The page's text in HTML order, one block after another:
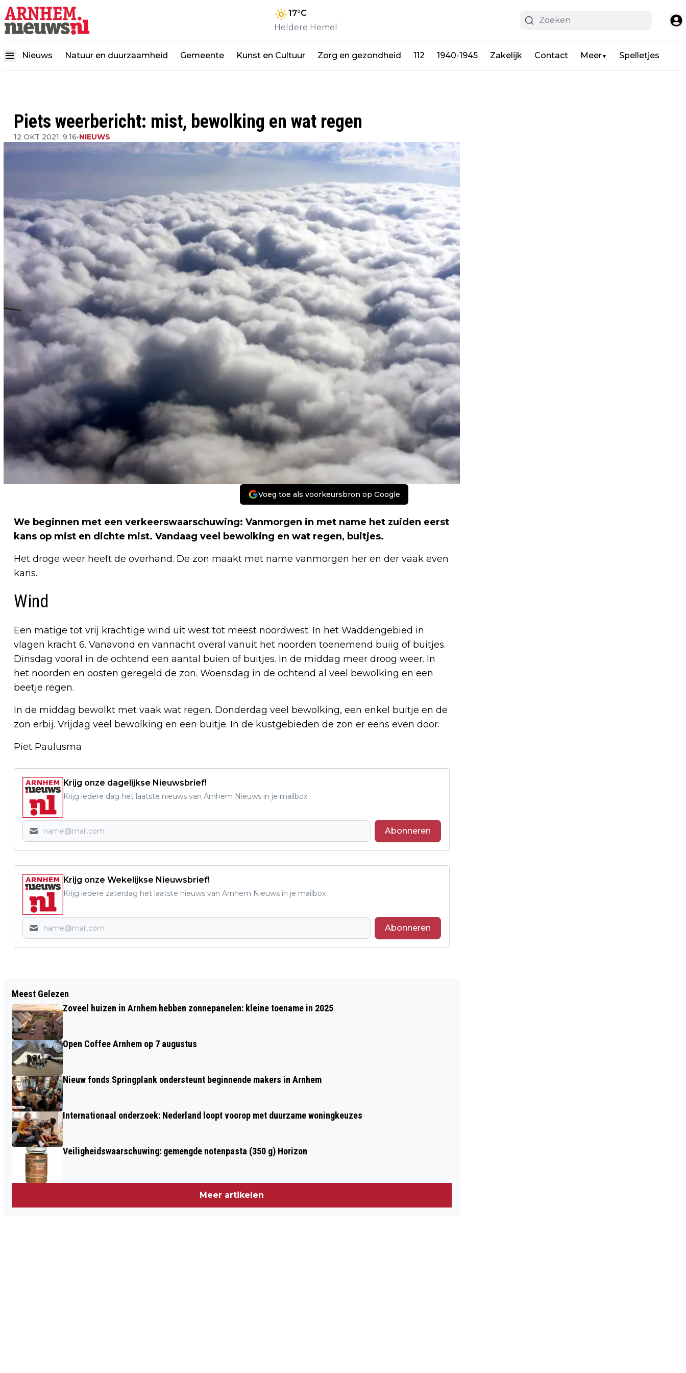
17°C
Heldere Hemel
Nieuws Natuur en duurzaamheid Gemeente Kunst en Cultuur Zorg en gezondheid 112 1940-1945 Zakelijk Contact Meer▼ Spelletjes
Piets weerbericht: mist, bewolking en wat regen
12 OKT 2021, 9:16•NIEUWS
Voeg toe als voorkeursbron op Google
We beginnen met een verkeerswaarschuwing: Vanmorgen in met name het zuiden eerst
kans op mist en dichte mist. Vandaag veel bewolking en wat regen, buitjes.
Het droge weer heeft de overhand. De zon maakt met name vanmorgen her en der vaak even
kans.
Wind
Een matige tot vrij krachtige wind uit west tot meest noordwest. In het Waddengebied in
vlagen kracht 6. Vanavond en vannacht overal vanuit het noorden toenemend buiig of buitjes.
Dinsdag vooral in de ochtend een aantal buien of buitjes. In de middag meer droog weer. In
het noorden en oosten geregeld de zon. Woensdag in de ochtend al veel bewolking en een
beetje regen.
In de middag bewolkt met vaak wat regen. Donderdag veel bewolking, een enkel buitje en de
zon erbij. Vrijdag veel bewolking en een buitje. In de kustgebieden de zon er eens even door.
Piet Paulusma
Krijg onze dagelijkse Nieuwsbrief!
Krijg iedere dag het laatste nieuws van Arnhem Nieuws in je mailbox
Abonneren
Krijg onze Wekelijkse Nieuwsbrief!
Krijg iedere zaterdag het laatste nieuws van Arnhem Nieuws in je mailbox
Abonneren
SCHRIJFSTER UIT SCHUYTGRAAF
PUBLICEERT TWEEDE KINDERBOEK
BOORDEVOL ACTIVITEITEN OP 16 EN 17
Meest Gelezen
Zoveel huizen in Arnhem hebben zonnepanelen: kleine toename in 2025
Open Coffee Arnhem op 7 augustus
Nieuw fonds Springplank ondersteunt beginnende makers in Arnhem
Internationaal onderzoek: Nederland loopt voorop met duurzame woningkeuzes
Veiligheidswaarschuwing: gemengde notenpasta (350 g) Horizon
Meer artikelen